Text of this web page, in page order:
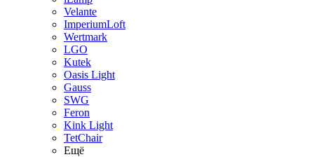
Velante
ImperiumLoft
Wertmark
LGO
Kutek
Oasis Light
Gauss
SWG
Feron
Kink Light
TetСhair
Ещё